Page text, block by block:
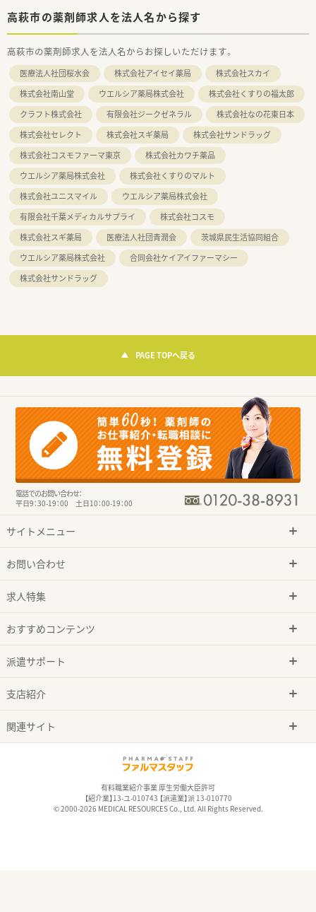
高萩市の薬剤師求人を法人名から探す
高萩市の薬剤師求人を法人名からお探しいただけます。
医療法人社団桜水会 株式会社アイセイ薬局
株式会社スカイ
株式会社南山堂
ウエルシア薬局株式会社
株式会社くすりの福太郎
クラフト株式会社
有限会社ジークゼネラル
株式会社なの花東日本
株式会社セレクト
株式会社スギ薬局
株式会社サンドラッグ
株式会社コスモファーマ東京
株式会社カワチ薬品
ウエルシア薬局株式会社
株式会社くすりのマルト
株式会社ユニスマイル
ウエルシア薬局株式会社
有限会社千葉メディカルサプライ
株式会社コスモ
株式会社スギ薬局
医療法人社団青潤会
茨城県民生活協同組合
ウエルシア薬局株式会社
合同会社ケイアイファーマシー
株式会社サンドラッグ
PAGE TOPへ戻る
電話でのお問い合わせ：
平日9：30-19：00 土日10：00-19：00
サイトメニュー
お問い合わせ
求人特集
おすすめコンテンツ
派遣サポート
支店紹介
関連サイト
有料職業紹介事業 厚生労働大臣許可
【紹介業】13-ユ-010743 【派遣業】派 13-010770
© 2000-2026 MEDICAL RESOURCES Co., Ltd. All Rights Reserved.